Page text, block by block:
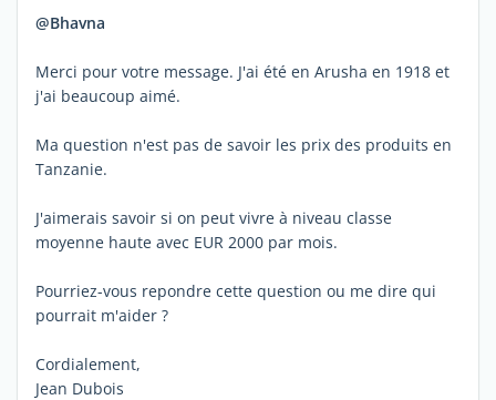
@Bhavna
Merci pour votre message. J'ai été en Arusha en 1918 et
j'ai beaucoup aimé.
Ma question n'est pas de savoir les prix des produits en
Tanzanie.
J'aimerais savoir si on peut vivre à niveau classe
moyenne haute avec EUR 2000 par mois.
Pourriez-vous repondre cette question ou me dire qui
pourrait m'aider ?
Cordialement,
Jean Dubois